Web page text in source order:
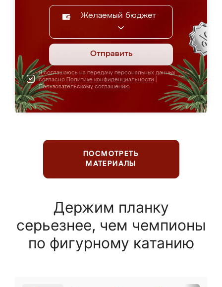
Желаемый бюджет
Отправить
Я соглашаюсь на передачу персональных данных
согласно Политике конфиденциальности
Пользовательскому соглашению
ПОСМОТРЕТЬ
МАТЕРИАЛЫ
Держим планку
серьезнее, чем чемпионы
по фигурному катанию